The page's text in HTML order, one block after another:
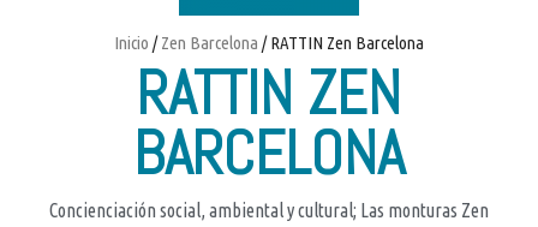
Inicio /Zen Barcelona / RATTIN Zen Barcelona
RATTIN ZEN
BARCELONA
Concienciación social, ambiental y cultural; Las monturas Zen